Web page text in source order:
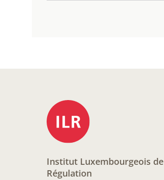
Institut Luxembourgeois de
Régulation